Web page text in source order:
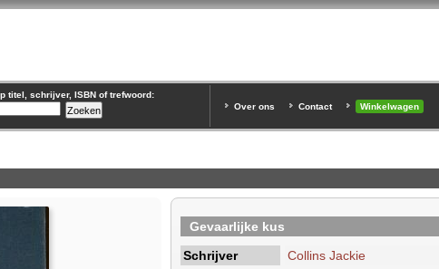
titel, schrijver, ISBN of trefwoord:
Over ons
Contact Winkelwagen
Gevaarlijke kus
Schrijver
Collins Jackie